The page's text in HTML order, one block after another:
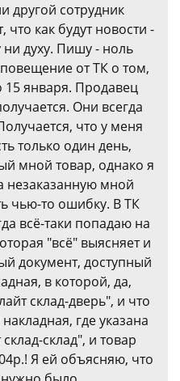
другой сотрудник
как будут новости -
духу. Пишу - ноль
от ТК о том,
15 января. Продавец
Они всегда
что у меня
только один день,
мной товар, однако я
незаказанную мной
чью-то ошибку. В ТК
всё-таки попадаю на
"всё" выясняет и
документ, доступный
в которой, да,
склад-дверь", и что
где указана
склад", и товар
Я ей объясняю, что